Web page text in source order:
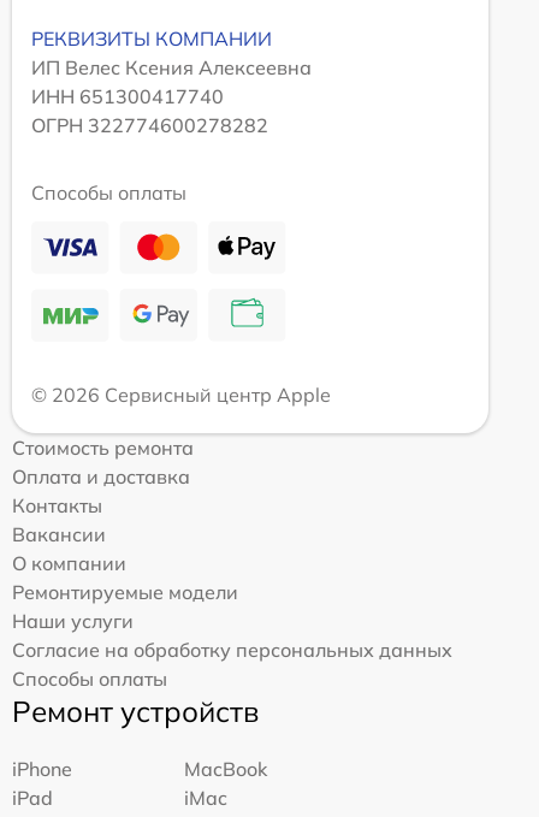
РЕКВИЗИТЫ КОМПАНИИ
ИП Велес Ксения Алексеевна
ИНН 651300417740
ОГРН 322774600278282
Способы оплаты
© 2026 Сервисный центр Apple
Стоимость ремонта
Оплата и доставка
Контакты
Вакансии
О компании
Ремонтируемые модели
Наши услуги
Согласие на обработку персональных данных
Способы оплаты
Ремонт устройств
iPhone
MacBook
iPad
iMac